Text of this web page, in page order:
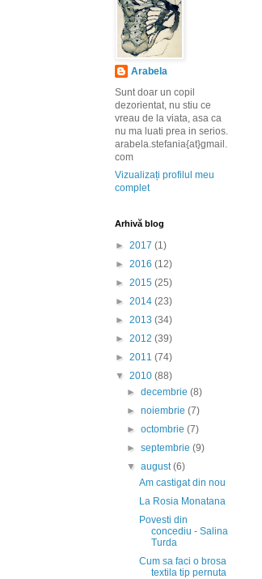
Arabela
Sunt doar un copil
dezorientat, nu stiu ce
vreau de la viata, asa ca
nu ma luati prea in serios.
arabela.stefania{at}gmail.
com
Vizualizați profilul meu
complet
Arhivă blog
► 2017 (1)
► 2016 (12)
► 2015 (25)
► 2014 (23)
► 2013 (34)
► 2012 (39)
► 2011 (74)
▼ 2010 (88)
►decembrie(8)
►noiembrie(7)
►octombrie(7)
►septembrie(9)
▼august(6)
Am castigat din nou
La Rosia Monatana
Povesti din
concediu - Salina
Turda
Cum sa faci o brosa
textila tip pernuta